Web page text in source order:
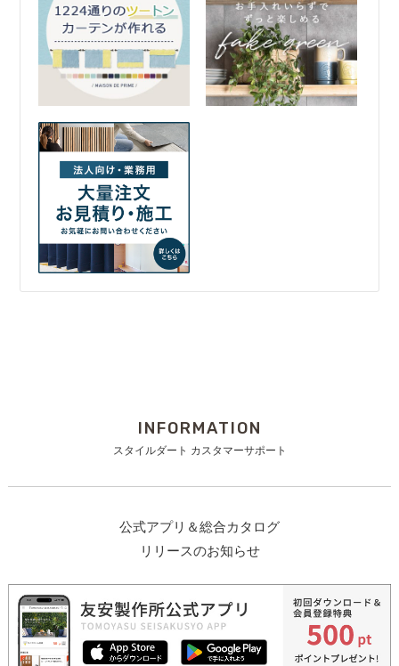
INFORMATION
スタイルダート カスタマーサポート
公式アプリ＆総合カタログ
リリースのお知らせ